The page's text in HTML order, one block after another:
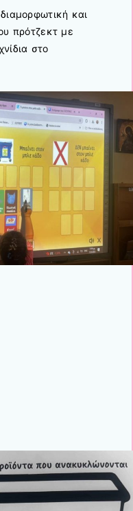
και
πρότζεκτ με
στο